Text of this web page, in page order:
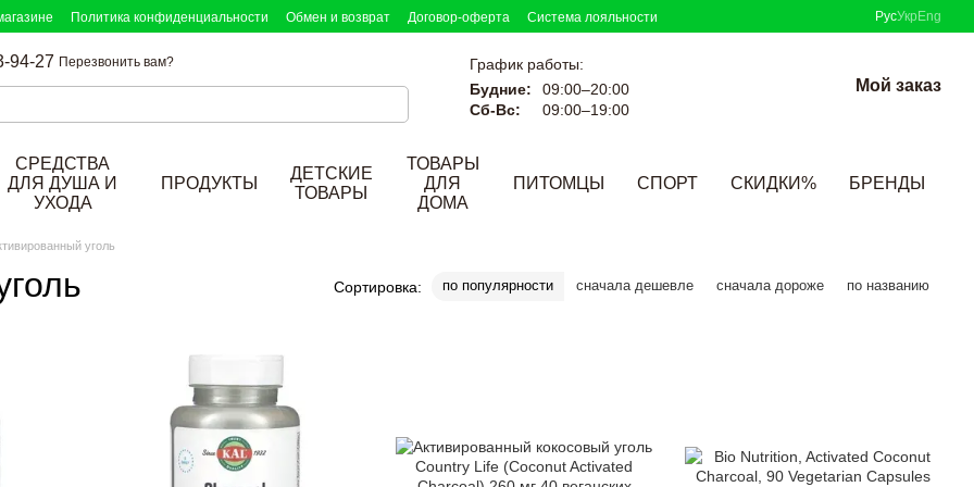
Политика конфиденциальности Обмен и возврат Договор-оферта
Система лояльности
РусУкр Eng
94-27 Перезвонить вам?
График работы:
Будние:
09:00–20:00
Сб-Вс:
09:00–19:00
Мой заказ
СРЕДСТВА
ДЛЯ ДУША И
УХОДА
ПРОДУКТЫ
ДЕТСКИЕ
ТОВАРЫ
ТОВАРЫ
ДЛЯ
ДОМА
ПИТОМЦЫ СПОРТ СКИДКИ% БРЕНДЫ
уголь
Сортировка: по популярности сначала дешевле сначала дороже по названию